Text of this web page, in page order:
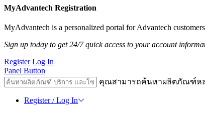
MyAdvantech Registration
MyAdvantech is a personalized portal for Advantech
Sign up today to get 24/7 quick access to your account
Register Log In
Panel Button
คุณสามารถค้นหาผลิตภัณฑ์ห
Register / Log In